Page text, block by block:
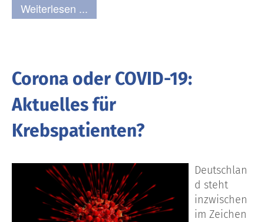
Weiterlesen ...
Corona oder COVID-19:
Aktuelles für
Krebspatienten?
Deutschlan
d steht
inzwischen
im Zeichen